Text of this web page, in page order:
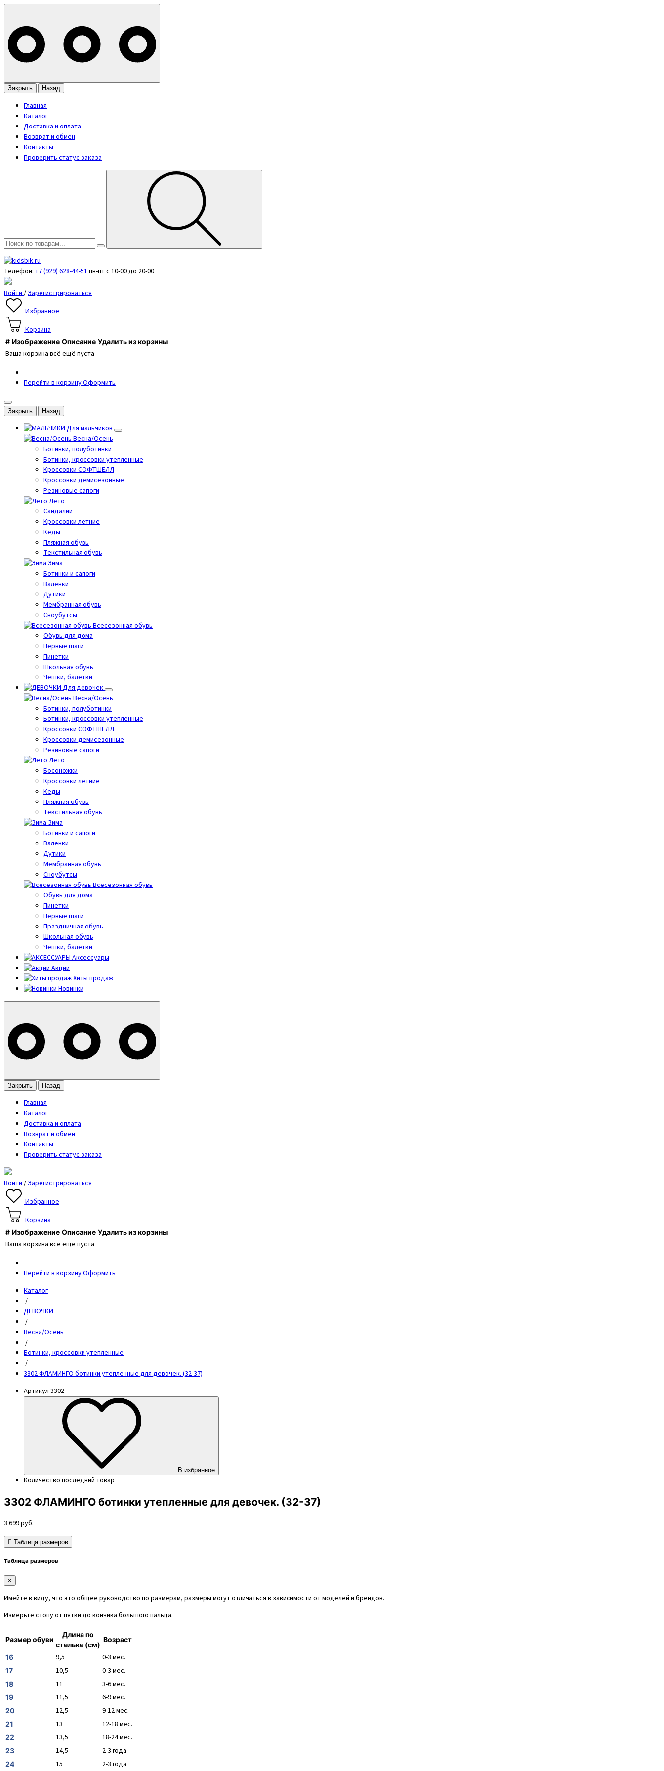
Закрыть Назад
Главная
Каталог
Доставка и оплата
Возврат и обмен
Контакты
Проверить статус заказа
Телефон: +7 (929) 628-44-51пн-пт с 10-00 до 20-00
Войти/Зарегистрироваться
Избранное
Корзина
# Изображение Описание Удалить из корзины
Ваша корзина всё ещё пуста
Перейти в корзинуОформить
Закрыть Назад
Для мальчиков
Весна/Осень
Ботинки, полуботинки
Ботинки, кроссовки утепленные
Кроссовки СОФТШЕЛЛ
Кроссовки демисезонные
Резиновые сапоги
Лето
Cандалии
Кроссовки летние
Кеды
Пляжная обувь
Текстильная обувь
Зима
Ботинки и сапоги
Валенки
Дутики
Мембранная обувь
Сноубутсы
Всесезонная обувь
Обувь для дома
Первые шаги
Пинетки
Школьная обувь
Чешки, балетки
Для девочек
Весна/Осень
Ботинки, полуботинки
Ботинки, кроссовки утепленные
Кроссовки СОФТШЕЛЛ
Кроссовки демисезонные
Резиновые сапоги
Лето
Босоножки
Кроссовки летние
Кеды
Пляжная обувь
Текстильная обувь
Зима
Ботинки и сапоги
Валенки
Дутики
Мембранная обувь
Сноубутсы
Всесезонная обувь
Обувь для дома
Пинетки
Первые шаги
Праздничная обувь
Школьная обувь
Чешки, балетки
Аксессуары
Акции
Хиты продаж
Новинки
Закрыть Назад
Главная
Каталог
Доставка и оплата
Возврат и обмен
Контакты
Проверить статус заказа
Войти/Зарегистрироваться
Избранное
Корзина
# Изображение Описание Удалить из корзины
Ваша корзина всё ещё пуста
Перейти в корзинуОформить
Каталог
/
ДЕВОЧКИ
/
Весна/Осень
/
Ботинки, кроссовки утепленные
/
3302 ФЛАМИНГО ботинки утепленные для девочек. (32-37)
Артикул 3302
В избранное
Количество последний товар
3302 ФЛАМИНГО ботинки утепленные для девочек. (32-37)
3 699руб.
Таблица размеров
Таблица размеров
×
Имейте в виду, что это общее руководство по размерам, размеры могут отличаться в зависимости от моделей и брендов.
Измерьте стопу от пятки до кончика большого пальца.
Размер обуви
Длина по
стельке (см)
Возраст
16 9,5 0-3 мес.
17 10,5 0-3 мес.
18 11 3-6 мес.
19 11,5 6-9 мес.
20 12,5 9-12 мес.
21 13 12-18 мес.
22 13,5 18-24 мес.
23 14,5 2-3 года
24 15 2-3 года